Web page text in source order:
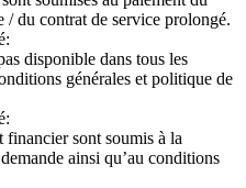
/ du contrat de service prolongé.
disponible dans tous les
générales et politique de
sont soumis à la
ainsi qu’au conditions